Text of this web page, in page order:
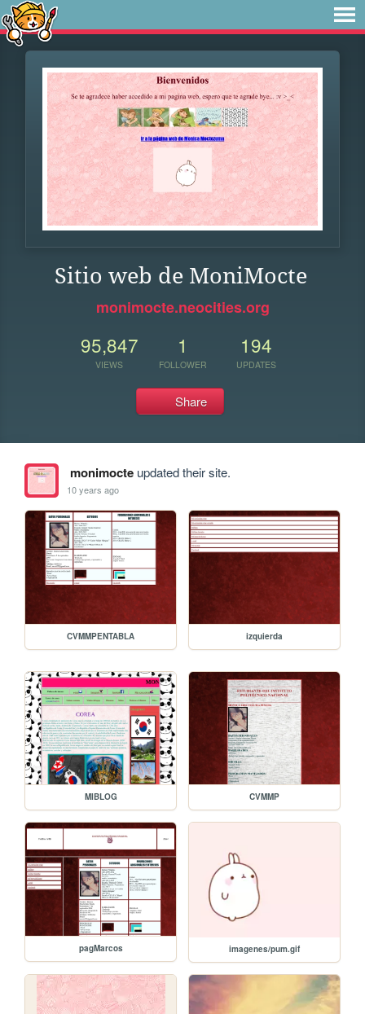
Sitio web de MoniMocte
monimocte.neocities.org
95,847
VIEWS
1
FOLLOWER
194
UPDATES
Share
monimocteupdated their site.
10 years ago
CVMMPENTABLA izquierda
MIBLOG CVMMP
pagMarcos imagenes/pum.gif